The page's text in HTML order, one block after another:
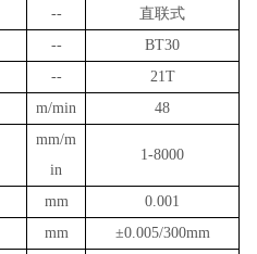
--
直联式
--
BT30
-- 21T
m/min 48
mm/m
in
1-8000
mm 0.001
mm
±0.005/300mm